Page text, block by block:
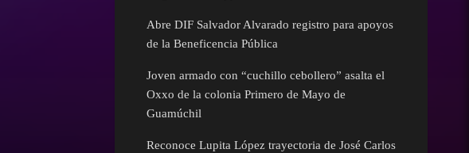
Abre DIF Salvador Alvarado registro para apoyos
de la Beneficencia Pública
Joven armado con “cuchillo cebollero” asalta el
Oxxo de la colonia Primero de Mayo de
Guamúchil
Reconoce Lupita López trayectoria de José Carlos